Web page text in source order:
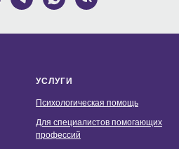
УСЛУГИ
Психологическая помощь
Для специалистов помогающих
профессий